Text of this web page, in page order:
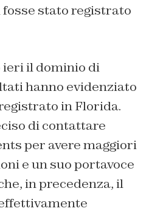
stato registrato
ieri il dominio di
hanno evidenziato
in Florida.
di contattare
per avere maggiori
e un suo portavoce
in precedenza, il